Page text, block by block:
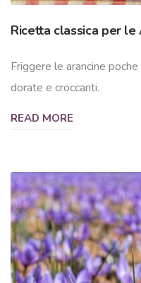
Ricetta classica per le
Friggere le arancine
dorate e croccanti.
READ MORE